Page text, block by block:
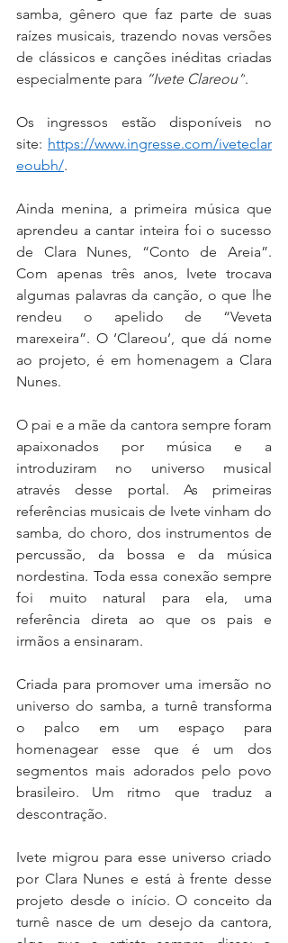
samba, gênero que faz parte de suas
raízes musicais, trazendo novas versões
de clássicos e canções inéditas criadas
especialmente para “Ivete Clareou”.
Os ingressos estão disponíveis no
site: https://www.ingresse.com/iveteclar
eoubh/.
Ainda menina, a primeira música que
aprendeu a cantar inteira foi o sucesso
de Clara Nunes, “Conto de Areia”.
Com apenas três anos, Ivete trocava
algumas palavras da canção, o que lhe
rendeu o apelido de “Veveta
marexeira”. O ‘Clareou’, que dá nome
ao projeto, é em homenagem a Clara
Nunes.
O pai e a mãe da cantora sempre foram
apaixonados por música e a
introduziram no universo musical
através desse portal. As primeiras
referências musicais de Ivete vinham do
samba, do choro, dos instrumentos de
percussão, da bossa e da música
nordestina. Toda essa conexão sempre
foi muito natural para ela, uma
referência direta ao que os pais e
irmãos a ensinaram.
Criada para promover uma imersão no
universo do samba, a turnê transforma
o palco em um espaço para
homenagear esse que é um dos
segmentos mais adorados pelo povo
brasileiro. Um ritmo que traduz a
descontração.
Ivete migrou para esse universo criado
por Clara Nunes e está à frente desse
projeto desde o início. O conceito da
turnê nasce de um desejo da cantora,